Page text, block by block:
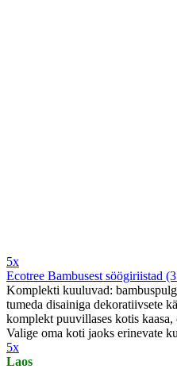
5x
Ecotree Bambusest söögiriistad
Komplekti kuuluvad:
tumeda disainiga dekoratiivsete
komplekt puuvillases kotis
Valige oma koti jaoks erinevate
5x
Laos